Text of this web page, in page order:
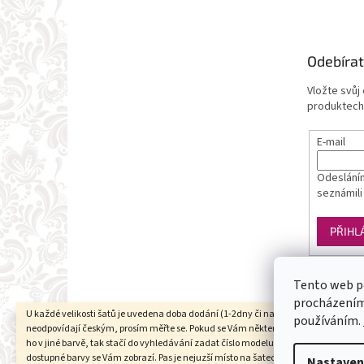
Tento web
používáním.
U každé velikosti šatů je uvedena doba dodání (1-2dny či na objednání). Velikosti
neodpovídají českým, prosím měřte se. Pokud se Vám některý model líbí a chtěli
ho v jiné barvě, tak stačí do vyhledávání zadat číslo modelu(třeba 1960) a
dostupné barvy se Vám zobrazí. Pas je nejuzší místo na šatech (většinou cca 6cm
Vložte svůj
E-mail